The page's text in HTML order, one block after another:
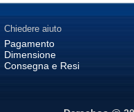
Chiedere aiuto
Pagamento
Dimensione
Consegna e Resi